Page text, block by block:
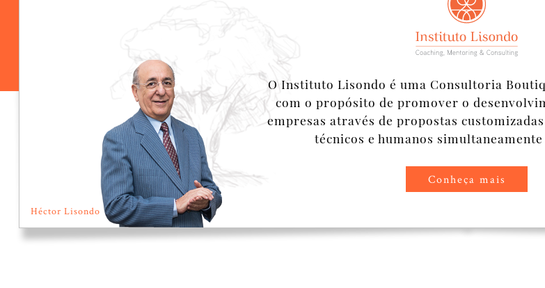
Héctor Lisondo
O Instituto Lisondo é uma Consultoria
com o propósito de promover o
empresas através de propostas
técnicos e humanos
Conheça mais